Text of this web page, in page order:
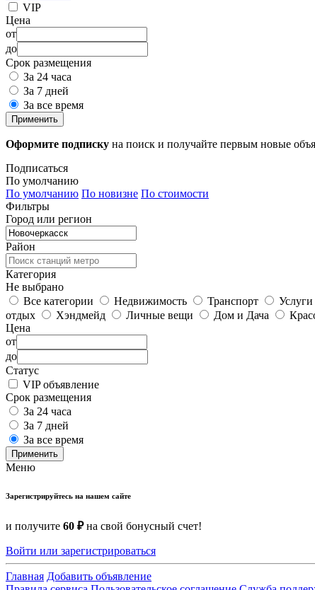
VIP
Цена
от
до
Срок размещения
За 24 часа
За 7 дней
За все время
Применить
Оформите подписку на поиск и получайте первым новые
Подписаться
По умолчанию
По умолчанию По новизне По стоимости
Фильтры
Город или регион
Район
Категория
Не выбрано
Все категории
Недвижимость Транспорт Услуги
отдых
Хэндмейд Личные вещи Дом и Дача
Цена
от
до
Статус
VIP объявление
Срок размещения
За 24 часа
За 7 дней
За все время
Применить
Меню
Зарегистрируйтесь на нашем сайте
и получите 60 ₽на свой бонусный счет!
Войти или зарегистрироваться
Главная Добавить объявление